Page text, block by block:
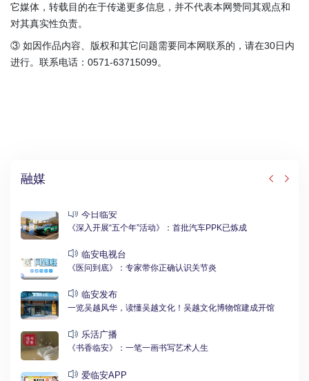
它媒体，转载目的在于传递更多信息，并不代表本网赞同其观点和
对其真实性负责。
③ 如因作品内容、版权和其它问题需要同本网联系的，请在30日内
进行。联系电话：0571-63715099。
融媒
今日临安
《深入开展“五个年”活动》：首批汽车PPK已炼成
临安电视台
《医问到底》：专家带你正确认识关节炎
临安发布
一览吴越风华，读懂吴越文化！吴越文化博物馆建成开馆
乐活广播
《书香临安》：一笔一画书写艺术人生
爱临安APP